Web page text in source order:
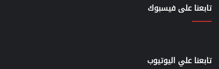
تابعنا على فيسبوك
تابعنا علي اليوتيوب